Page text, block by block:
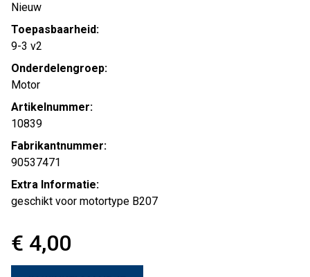
Nieuw
Toepasbaarheid:
9-3 v2
Onderdelengroep:
Motor
Artikelnummer:
10839
Fabrikantnummer:
90537471
Extra Informatie:
geschikt voor motortype B207
€ 4,00